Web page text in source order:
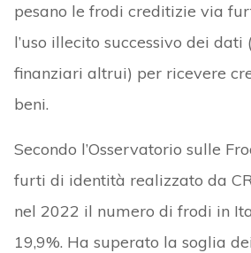
pesano le frodi creditizie via
l’uso illecito successivo dei dati
finanziari altrui) per ricevere
beni.
Secondo l’Osservatorio sulle
furti di identità realizzato da
nel 2022 il numero di frodi in
19,9%. Ha superato la soglia